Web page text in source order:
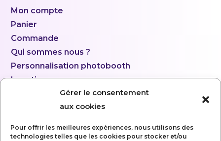
Gérer le consentement
aux cookies
Pour offrir les meilleures expériences, nous utilisons des
technologies telles que les cookies pour stocker et/ou
Mon compte
Panier
Commande
Qui sommes nous ?
Personnalisation photobooth
Location